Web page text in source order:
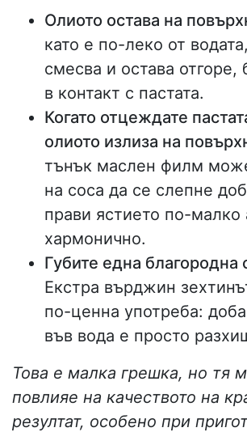
Олиото остава на
като е по-леко от
смесва и остава отгоре,
в контакт с пастата.
Когато отцеждате
олиото излиза на
тънък маслен филм
на соса да се слепне
прави ястието по-малко
хармонично.
Губите една благородна
Екстра върджин
по-ценна употреба:
във вода е просто
Това е малка грешка, но тя
повлияе на качеството на
резултат, особено при